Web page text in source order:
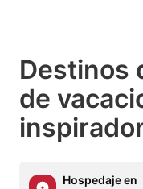
Destinos
de
Hospedaje en